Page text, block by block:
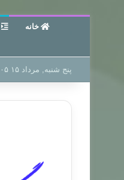
خانه
پنج شنبه, مرداد ۱۵ ۱۴۰۵